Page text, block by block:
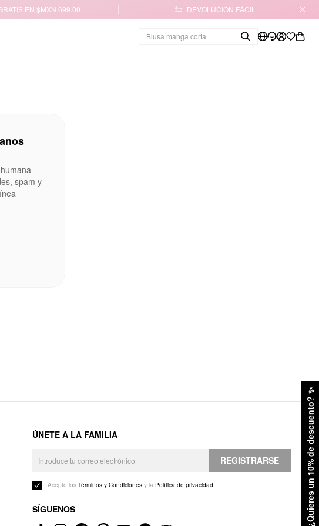
EN $MXN 699.00 DEVOLUCIÓN FÁCIL
¿Quieres un 10% de descuento?
✨
spam y
ÚNETE A LA FAMILIA
REGISTRARSE
Acepto los Términos y Condiciones y la Política de privacidad.
SÍGUENOS